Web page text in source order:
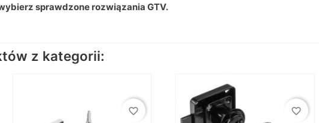
sprawdzone rozwiązania GTV.
z kategorii:
favorite_border favorite_border